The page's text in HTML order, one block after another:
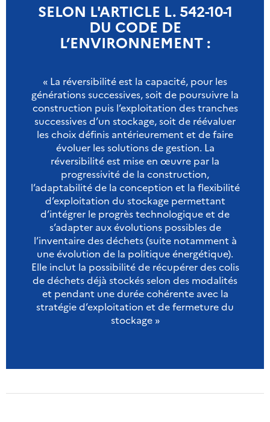
SELON L'ARTICLE L. 542-10-1
DU CODE DE
L’ENVIRONNEMENT :
« La réversibilité est la capacité, pour les
générations successives, soit de poursuivre la
construction puis l’exploitation des tranches
successives d’un stockage, soit de réévaluer
les choix définis antérieurement et de faire
évoluer les solutions de gestion. La
réversibilité est mise en œuvre par la
progressivité de la construction,
l’adaptabilité de la conception et la flexibilité
d’exploitation du stockage permettant
d’intégrer le progrès technologique et de
s’adapter aux évolutions possibles de
l’inventaire des déchets (suite notamment à
une évolution de la politique énergétique).
Elle inclut la possibilité de récupérer des colis
de déchets déjà stockés selon des modalités
et pendant une durée cohérente avec la
stratégie d’exploitation et de fermeture du
stockage »